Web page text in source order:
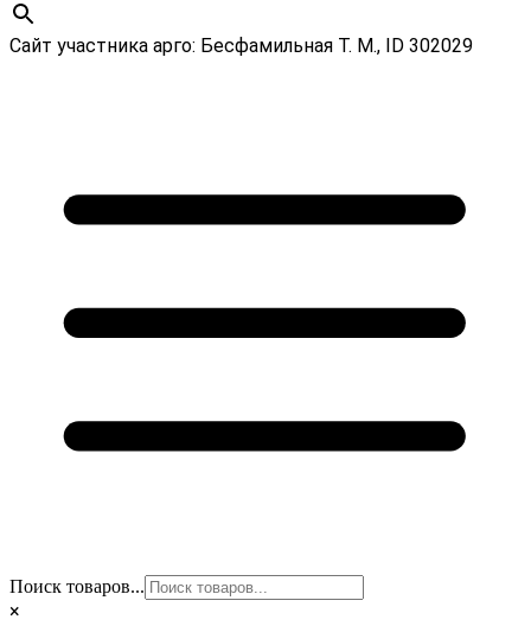
Сайт участника арго: Бесфамильная Т. М., ID 302029
Поиск товаров...
×